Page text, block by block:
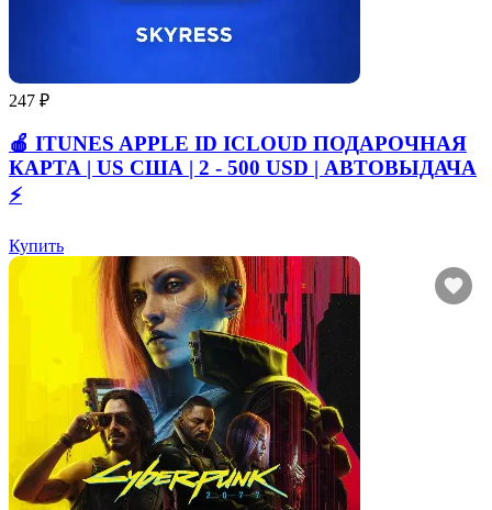
247 ₽
🍎 ITUNES APPLE ID ICLOUD ПОДАРОЧНАЯ
КАРТА | US США | 2 - 500 USD | АВТОВЫДАЧА
⚡️
Купить